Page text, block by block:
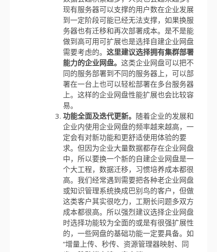
现有服务器可以支撑的用户数在企业发展
到一定阶段可能已经无法支撑，如果换服
务器也有迁移和再次部署成本。是不是能
做到高可用可扩展也是选择自建企业网盘
需要考虑的。 这里建议选择拥有集群部署
能力的企业网盘。 这类企业网盘可以把不
同的服务部署到不同的服务器上，可以部
署在一台上也可以轻松部署在多台服务器
上。这样的企业网盘性能扩展也会比较容
易。
功能全面及迭代更新。 随着企业的发展和
企业内使用企业网盘的频率越来越高，一
定会有对新功能和更舒适使用体验的要
求。但因为企业大量数据都存在企业网盘
中，所以要换一个新的自建企业网盘是一
个大工程，数据迁移，习惯培养成本都很
高。我们经常遇到需要把各种老企业网盘
或知识管理系统换成巴别鸟的客户，但做
这类客户其实很吃力，工期长问题多双方
成本都很高。所以强烈建议选择企业网盘
时选择功能较为全面的或是有很强扩展性
的，一些网盘的基础功能一定要具备。如
“增量上传、秒传、资源管理器映射、同